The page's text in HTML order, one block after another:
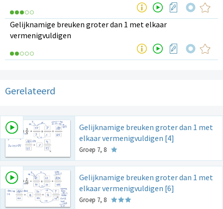
Gelijknamige breuken groter dan 1 met elkaar
vermenigvuldigen
Gerelateerd
Gelijknamige breuken groter dan 1 met
elkaar vermenigvuldigen [4]
Groep 7, 8
Gelijknamige breuken groter dan 1 met
elkaar vermenigvuldigen [6]
Groep 7, 8